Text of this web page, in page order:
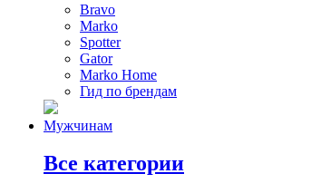
Bravo
Marko
Spotter
Gator
Marko Home
Гид по брендам
Мужчинам
Все категории